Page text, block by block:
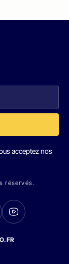
acceptez nos
réservés.